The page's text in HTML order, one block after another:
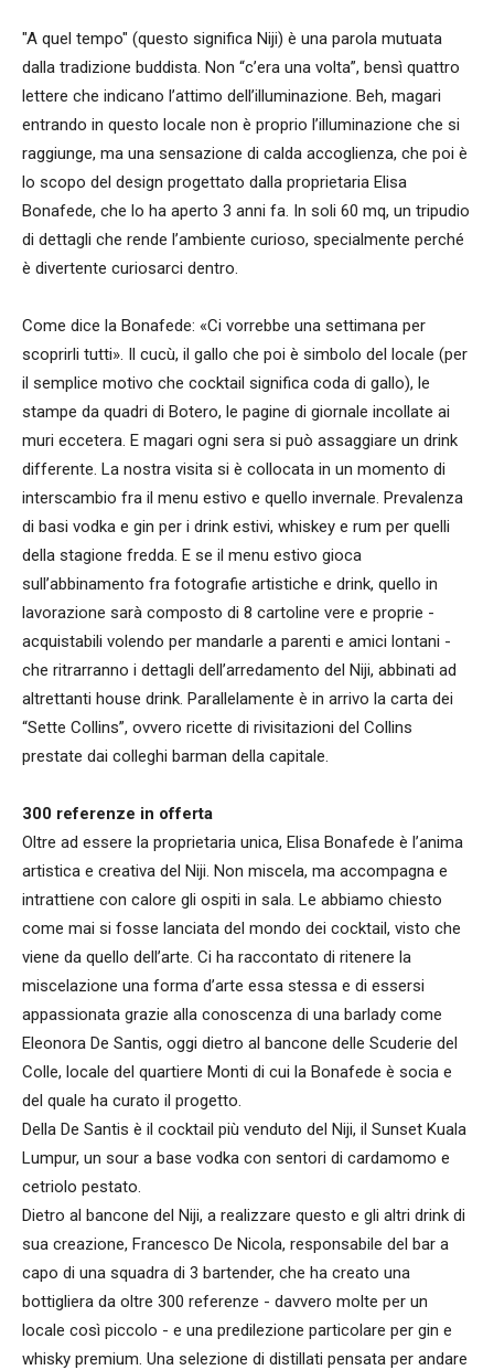
"A quel tempo" (questo significa Niji) è una parola mutuata
dalla tradizione buddista. Non “c’era una volta”, bensì quattro
lettere che indicano l’attimo dell’illuminazione. Beh, magari
entrando in questo locale non è proprio l’illuminazione che si
raggiunge, ma una sensazione di calda accoglienza, che poi è
lo scopo del design progettato dalla proprietaria Elisa
Bonafede, che lo ha aperto 3 anni fa. In soli 60 mq, un tripudio
di dettagli che rende l’ambiente curioso, specialmente perché
è divertente curiosarci dentro.
Come dice la Bonafede: «Ci vorrebbe una settimana per
scoprirli tutti». Il cucù, il gallo che poi è simbolo del locale (per
il semplice motivo che cocktail significa coda di gallo), le
stampe da quadri di Botero, le pagine di giornale incollate ai
muri eccetera. E magari ogni sera si può assaggiare un drink
differente. La nostra visita si è collocata in un momento di
interscambio fra il menu estivo e quello invernale. Prevalenza
di basi vodka e gin per i drink estivi, whiskey e rum per quelli
della stagione fredda. E se il menu estivo gioca
sull’abbinamento fra fotografie artistiche e drink, quello in
lavorazione sarà composto di 8 cartoline vere e proprie -
acquistabili volendo per mandarle a parenti e amici lontani -
che ritrarranno i dettagli dell’arredamento del Niji, abbinati ad
altrettanti house drink. Parallelamente è in arrivo la carta dei
“Sette Collins”, ovvero ricette di rivisitazioni del Collins
prestate dai colleghi barman della capitale.
300 referenze in offerta
Oltre ad essere la proprietaria unica, Elisa Bonafede è l’anima
artistica e creativa del Niji. Non miscela, ma accompagna e
intrattiene con calore gli ospiti in sala. Le abbiamo chiesto
come mai si fosse lanciata del mondo dei cocktail, visto che
viene da quello dell’arte. Ci ha raccontato di ritenere la
miscelazione una forma d’arte essa stessa e di essersi
appassionata grazie alla conoscenza di una barlady come
Eleonora De Santis, oggi dietro al bancone delle Scuderie del
Colle, locale del quartiere Monti di cui la Bonafede è socia e
del quale ha curato il progetto.
Della De Santis è il cocktail più venduto del Niji, il Sunset Kuala
Lumpur, un sour a base vodka con sentori di cardamomo e
cetriolo pestato.
Dietro al bancone del Niji, a realizzare questo e gli altri drink di
sua creazione, Francesco De Nicola, responsabile del bar a
capo di una squadra di 3 bartender, che ha creato una
bottigliera da oltre 300 referenze - davvero molte per un
locale così piccolo - e una predilezione particolare per gin e
whisky premium. Una selezione di distillati pensata per andare